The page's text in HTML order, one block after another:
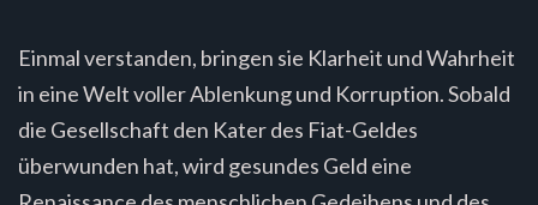
Einmal verstanden, bringen sie Klarheit und Wahrheit
in eine Welt voller Ablenkung und Korruption. Sobald
die Gesellschaft den Kater des Fiat-Geldes
überwunden hat, wird gesundes Geld eine